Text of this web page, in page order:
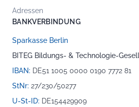
Adressen
BANKVERBINDUNG
Sparkasse Berlin
BITEG Bildungs- & Technologie-
IBAN: DE51 1005 0000 0190 7772 81
StNr: 27/230/50277
U-St-ID: DE154429909